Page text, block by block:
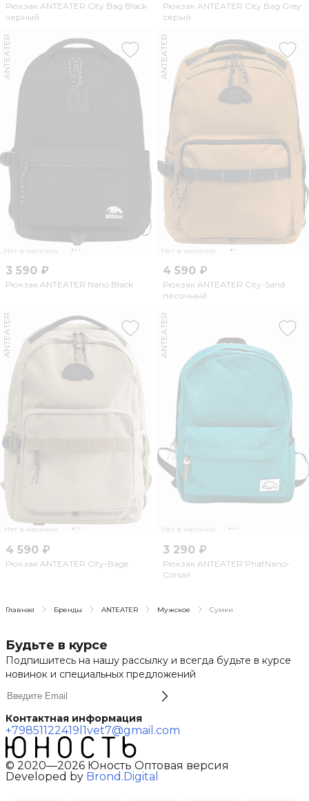
Рюкзак ANTEATER City Bag Black
черный
Рюкзак ANTEATER City Bag Grey
серый
Нет в наличии
ANTEATER
3 590 ₽
Рюкзак ANTEATER Nano Black
Нет в наличии
ANTEATER
4 590 ₽
Рюкзак ANTEATER City-Sand
песочный
Нет в наличии
ANTEATER
4 590 ₽
Рюкзак ANTEATER City-Bage
Нет в наличии
ANTEATER
3 290 ₽
Рюкзак ANTEATER PhatNano-
Corsair
Главная Бренды ANTEATER Мужское Сумки
Будьте в курсе
Подпишитесь на нашу рассылку и всегда будьте в курсе
новинок и специальных предложений
Контактная информация
+79851122419 l1vet7@gmail.com
© 2020—2026 Юность Оптовая версия
Developed by Brond.Digital